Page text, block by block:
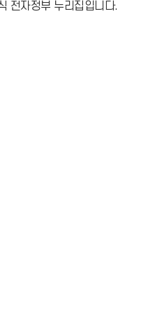
전자정부 누리집입니다.